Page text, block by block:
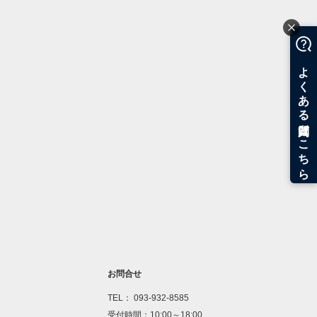
お問合せ
TEL： 093-932-8585
受付時間：10:00～18:00